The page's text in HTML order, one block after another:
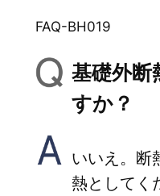
FAQ-BH019
基礎外断
すか？
いいえ。断
熱としてく